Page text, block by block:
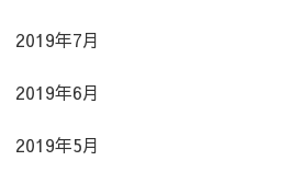
2019年7月
2019年6月
2019年5月